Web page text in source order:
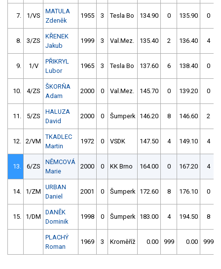
7. 1/VS
MATULA
Zdeněk
1955 3 Tesla Bo 134.90 0 135.90 0
8. 3/ZS
KŘENEK
Jakub
1999 3 Val.Mez. 135.40 2 136.40 4
9. 1/V
PŘIKRYL
Lubor
1965 3 Tesla Bo 137.60 6 138.40 0
10. 4/ZS
ŠKORŇA
Adam
2000 0 Val.Mez. 145.70 0 139.20 0
11. 5/ZS
HALUZA
David
2000 0 Šumperk 146.20 8 146.60 2
12. 2/VM
TKADLEC
Martin
1972 0 VSDK 147.50 4 149.10 4
13. 6/ZS
NĚMCOVÁ
Marie
2000 0 KK Brno 164.00 0 167.20 4
14. 1/ZM
URBAN
Daniel
2001 0 Šumperk 172.60 8 176.10 0
15. 1/DM
DANĚK
Dominik
1998 0 Šumperk 183.00 4 194.50 8
PLACHÝ
Roman
1969 3 Kroměříž 0.00 999 0.00 999